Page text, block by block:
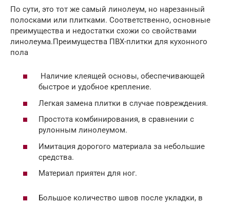
По сути, это тот же самый линолеум, но нарезанный
полосками или плитками. Соответственно, основные
преимущества и недостатки схожи со свойствами
линолеума.Преимущества ПВХ-плитки для кухонного
пола
Наличие клеящей основы, обеспечивающей
быстрое и удобное крепление.
Легкая замена плитки в случае повреждения.
Простота комбинирования, в сравнении с
рулонным линолеумом.
Имитация дорогого материала за небольшие
средства.
Материал приятен для ног.
Большое количество швов после укладки, в